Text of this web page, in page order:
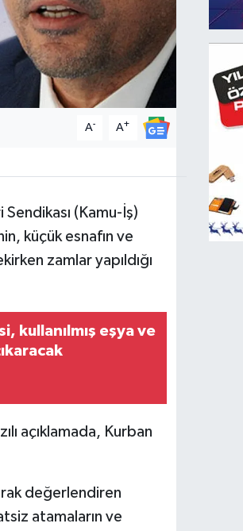
A- A+
(Kamu-İş)
küçük esnafın ve
zamlar yapıldığı
kullanılmış eşya ve
açıklamada, Kurban
değerlendiren
atamaların ve